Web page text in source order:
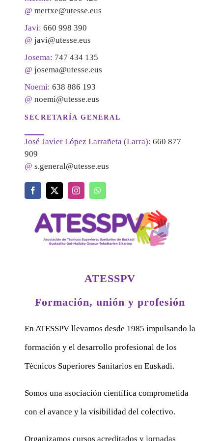
@ mertxe@utesse.eus
Javi: 660 998 390
@ javi@utesse.eus
Josema: 747 434 135
@ josema@utesse.eus
Noemi: 638 886 193
@ noemi@utesse.eus
SECRETARÍA GENERAL
José Javier López Larrañeta (Larra): 660 877
909
@ s.general@utesse.eus
ATESSPV
Formación, unión y profesión
En ATESSPV llevamos desde 1985 impulsando la
formación y el desarrollo profesional de los
Técnicos Superiores Sanitarios en Euskadi.
Somos una asociación científica comprometida
con el avance y la visibilidad del colectivo.
Organizamos cursos acreditados y jornadas